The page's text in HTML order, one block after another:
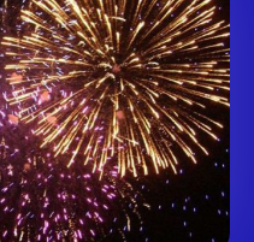
our newsletter
loop.
SUBSCRIBE